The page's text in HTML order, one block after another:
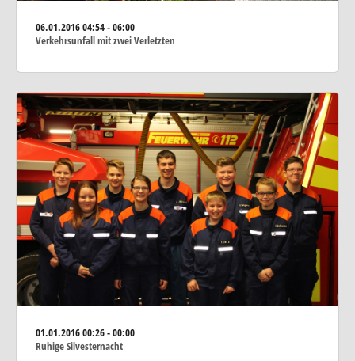
06.01.201604:54 - 06:00
Verkehrsunfall mit zwei Verletzten
01.01.201600:26 - 00:00
Ruhige Silvesternacht